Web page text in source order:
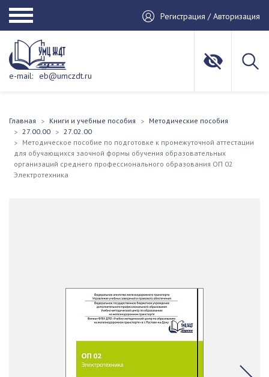
Регистрация / Авторизация
e-mail: eb@umczdt.ru
Главная Книги и учебные пособия
Методические пособия
27.00.00
27.02.00
Методическое пособие по подготовке к промежуточной аттестации
для обучающихся заочной формы обучения образовательных
организаций среднего профессионального образования ОП 02
Электротехника